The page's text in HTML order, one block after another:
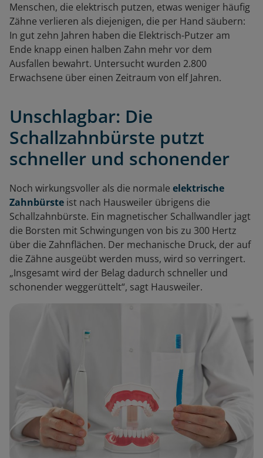
Menschen, die elektrisch putzen, etwas weniger häufig
Zähne verlieren als diejenigen, die per Hand säubern:
In gut zehn Jahren haben die Elektrisch-Putzer am
Ende knapp einen halben Zahn mehr vor dem
Ausfallen bewahrt. Untersucht wurden 2.800
Erwachsene über einen Zeitraum von elf Jahren.
Unschlagbar: Die
Schallzahnbürste putzt
schneller und schonender
Noch wirkungsvoller als die normale elektrische
Zahnbürste ist nach Hausweiler übrigens die
Schallzahnbürste. Ein magnetischer Schallwandler jagt
die Borsten mit Schwingungen von bis zu 300 Hertz
über die Zahnflächen. Der mechanische Druck, der auf
die Zähne ausgeübt werden muss, wird so verringert.
„Insgesamt wird der Belag dadurch schneller und
schonender weggerüttelt“, sagt Hausweiler.